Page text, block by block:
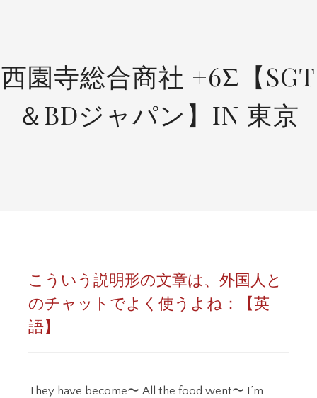
西園寺総合商社 +6Σ【SGT
＆BDジャパン】IN 東京
こういう説明形の文章は、外国人と
のチャットでよく使うよね：【英
語】
They have become〜 All the food went〜 I’m